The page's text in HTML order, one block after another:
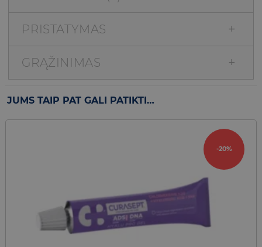
PRISTATYMAS
GRĄŽINIMAS
JUMS TAIP PAT GALI PATIKTI…
-20%